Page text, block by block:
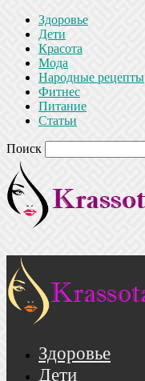
Здоровье
Дети
Красота
Мода
Народные рецепты
Фитнес
Питание
Статьи
Поиск
Здоровье
Дети